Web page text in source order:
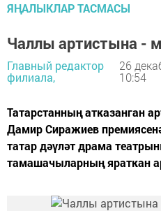
ЯҢАЛЫКЛАР ТАСМАСЫ
Чаллы артистына -
Главный редактор
филиала,
26
10:54
Татарстанның атказанган
Дамир Сиражиев
татар дәүләт драма
тамашачыларның яраткан